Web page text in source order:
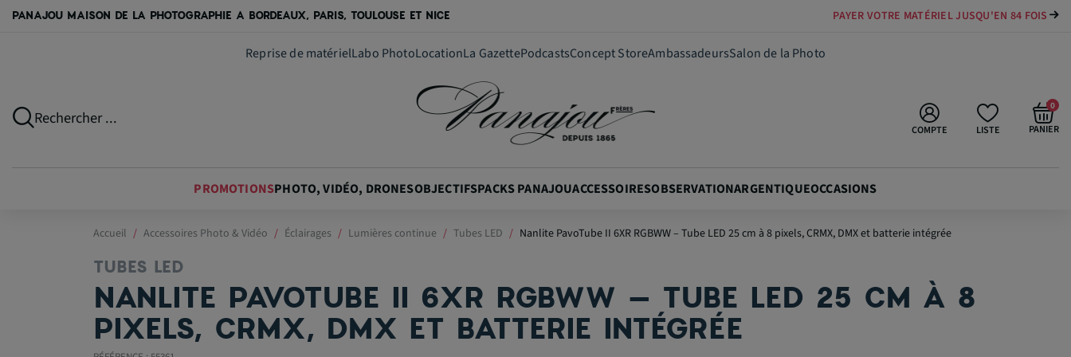
PANAJOU MAISON DE LA PHOTOGRAPHIE A BORDEAUX, PARIS, TOULOUSE ET NICE PAYER VOTRE MATÉRIEL JUSQU'EN 84 FOIS
Reprise de matérielLabo PhotoLocationLa GazettePodcastsConcept StoreAmbassadeursSalon de la Photo
Rechercher ...
LISTE
COMPTE PANIER
0
PROMOTIONSPHOTO, VIDÉO, DRONESOBJECTIFSPACKS PANAJOUACCESSOIRESOBSERVATIONARGENTIQUEOCCASIONS
Accueil Accessoires Photo & Vidéo Éclairages Lumières continue Tubes LED Nanlite PavoTube II 6XR RGBWW – Tube LED 25 cm à 8 pixels, CRMX, DMX et batterie intégrée
TUBES LED
NANLITE PAVOTUBE II 6XR RGBWW – TUBE LED 25 CM À 8
PIXELS, CRMX, DMX ET BATTERIE INTÉGRÉE
161,10 €